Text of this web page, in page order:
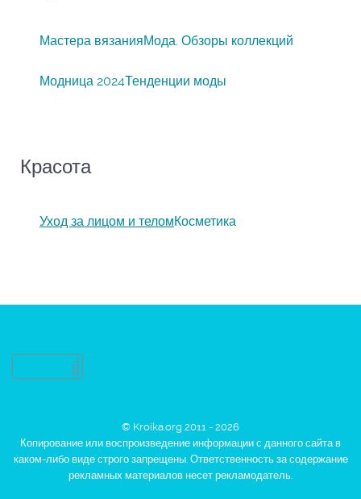
Мастера вязанияМода. Обзоры коллекций
Модница 2024Тенденции моды
Красота
Уход за лицом и теломКосметика
© Kroika.org 2011 - 2026
Копирование или воспроизведение информации с данного сайта в
каком-либо виде строго запрещены. Ответственность за содержание
рекламных материалов несет рекламодатель.